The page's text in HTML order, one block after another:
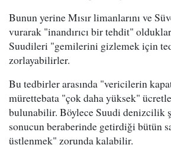
Bunun yerine Mısır limanlarını ve
vurarak "inandırıcı bir tehdit"
Suudileri "gemilerini gizlemek için
zorlayabilirler.
Bu tedbirler arasında "vericilerin
mürettebata "çok daha yüksek"
bulunabilir. Böylece Suudi denizcilik
sonucun beraberinde getirdiği bütün
üstlenmek" zorunda kalabilir.